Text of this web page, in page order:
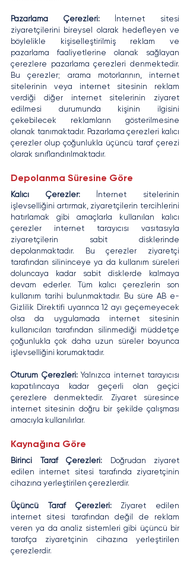
Pazarlama Çerezleri: İnternet sitesi
ziyaretçilerini bireysel olarak hedefleyen ve
böylelikle kişiselleştirilmiş reklam ve
pazarlama faaliyetlerine olanak sağlayan
çerezlere pazarlama çerezleri denmektedir.
Bu çerezler; arama motorlarının, internet
sitelerinin veya internet sitesinin reklam
verdiği diğer internet sitelerinin ziyaret
edilmesi durumunda kişinin ilgisini
çekebilecek reklamların gösterilmesine
olanak tanımaktadır. Pazarlama çerezleri kalıcı
çerezler olup çoğunlukla üçüncü taraf çerezi
olarak sınıflandırılmaktadır.
Depolanma Süresine Göre
Kalıcı Çerezler: İnternet sitelerinin
işlevselliğini artırmak, ziyaretçilerin tercihlerini
hatırlamak gibi amaçlarla kullanılan kalıcı
çerezler internet tarayıcısı vasıtasıyla
ziyaretçilerin sabit disklerinde
depolanmaktadır. Bu çerezler ziyaretçi
tarafından silininceye ya da kullanım süreleri
doluncaya kadar sabit disklerde kalmaya
devam ederler. Tüm kalıcı çerezlerin son
kullanım tarihi bulunmaktadır. Bu süre AB e-
Gizlilik Direktifi uyarınca 12 ayı geçemeyecek
olsa da uygulamada internet sitesinin
kullanıcıları tarafından silinmediği müddetçe
çoğunlukla çok daha uzun süreler boyunca
işlevselliğini korumaktadır.
Oturum Çerezleri: Yalnızca internet tarayıcısı
kapatılıncaya kadar geçerli olan geçici
çerezlere denmektedir. Ziyaret süresince
internet sitesinin doğru bir şekilde çalışması
amacıyla kullanılırlar.
Kaynağına Göre
Birinci Taraf Çerezleri: Doğrudan ziyaret
edilen internet sitesi tarafında ziyaretçinin
cihazına yerleştirilen çerezlerdir.
Üçüncü Taraf Çerezleri: Ziyaret edilen
internet sitesi tarafından değil de reklam
veren ya da analiz sistemleri gibi üçüncü bir
tarafça ziyaretçinin cihazına yerleştirilen
çerezlerdir.